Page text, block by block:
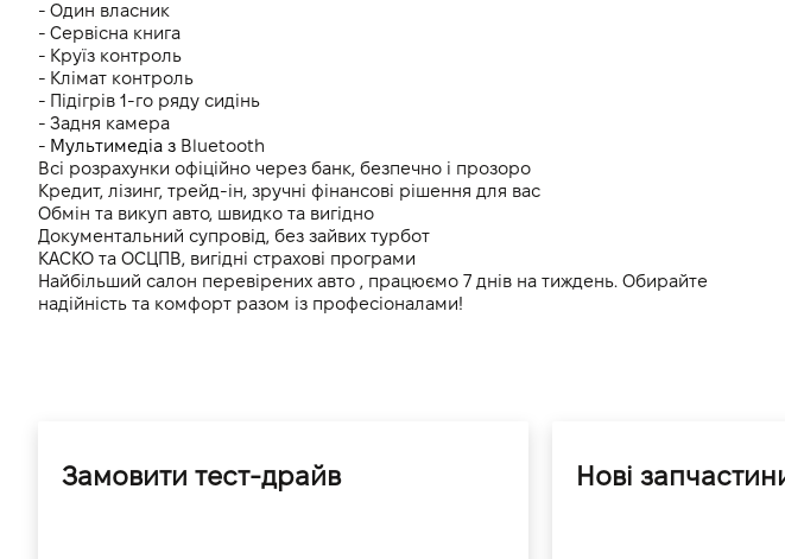
- Один власник
- Cервісна книга
- Круїз контроль
- Клімат контроль
- Підігрів 1-го ряду сидінь
- Задня камера
- Мультимедіа з Bluetooth
Всі розрахунки офіційно через банк, безпечно і прозоро
Кредит, лізинг, трейд-ін, зручні фінансові рішення для вас
Обмін та викуп авто, швидко та вигідно
Документальний супровід, без зайвих турбот
КАСКО та ОСЦПВ, вигідні страхові програми
Найбільший салон перевірених авто , працюємо 7 днів на тиждень. Обирайте
надійність та комфорт разом із професіоналами!
Замовити тест-драйв Нові